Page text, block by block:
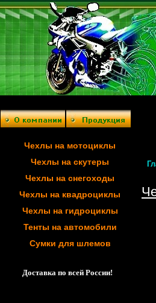
Чехлы на мотоциклы
Чехлы на скутеры
Чехлы на снегоходы
Чехлы на квадроциклы
Чехлы на гидроциклы
Тенты на автомобили
Сумки для шлемов
Доставка по всей России!